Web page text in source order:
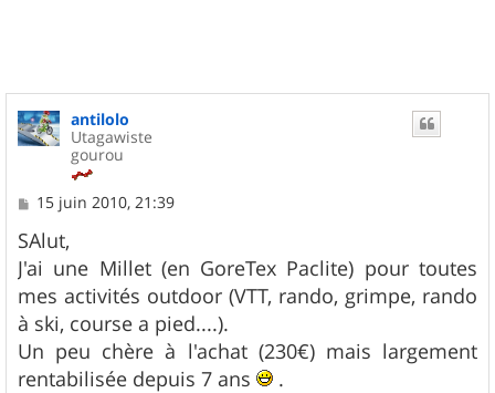
antilolo
Utagawiste
gourou
M
s
s
a
g
e
15 juin 2010, 21:39
SAlut,
J'ai une Millet (en GoreTex Paclite) pour toutes
mes activités outdoor (VTT, rando, grimpe, rando
à ski, course a pied....).
Un peu chère à l'achat (230€) mais largement
rentabilisée depuis 7 ans
.